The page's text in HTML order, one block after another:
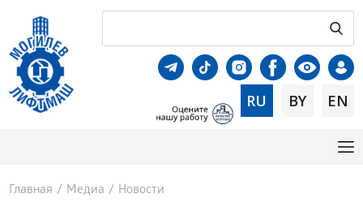
RU BY EN
Главная / Медиа / Новости